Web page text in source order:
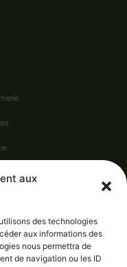
aux
des technologies
aux informations des
nous permettra de
de navigation ou les ID